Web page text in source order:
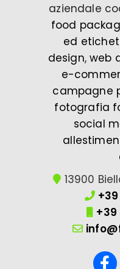
aziendale
food
ed
design,web
e-
campagne
fotografia
social
13900
+39